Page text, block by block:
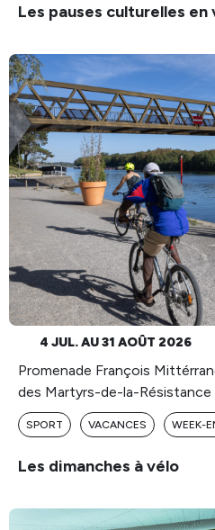
Les pauses culturelles en
4 JUL. AU 31 AOÛT 2026
Promenade François
des Martyrs-de-la-Résistance
SPORT VACANCES WEEK-
Les dimanches à vélo